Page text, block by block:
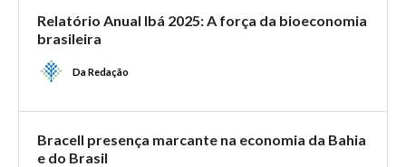
Relatório Anual Ibá 2025: A força da bioeconomia
brasileira
Da Redação
Bracell presença marcante na economia da Bahia
e do Brasil